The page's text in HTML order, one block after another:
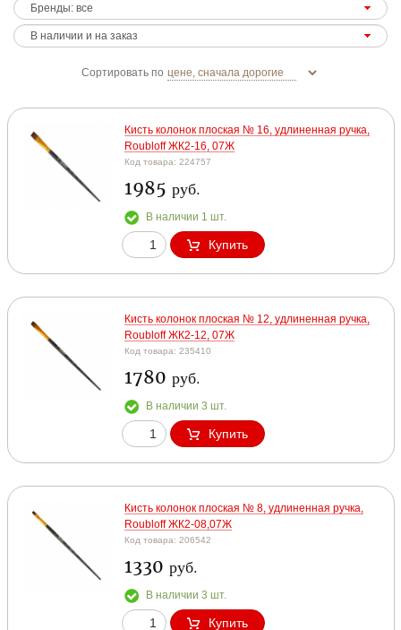
Сортировать по
Кисть колонок плоская № 16, удлиненная ручка,
Roubloff ЖК2-16, 07Ж
Код товара: 224757
1985 руб.
В наличии 1 шт.
Купить
Кисть колонок плоская № 12, удлиненная ручка,
Roubloff ЖК2-12, 07Ж
Код товара: 235410
1780 руб.
В наличии 3 шт.
Купить
Кисть колонок плоская № 8, удлиненная ручка,
Roubloff ЖК2-08,07Ж
Код товара: 206542
1330 руб.
В наличии 3 шт.
Купить